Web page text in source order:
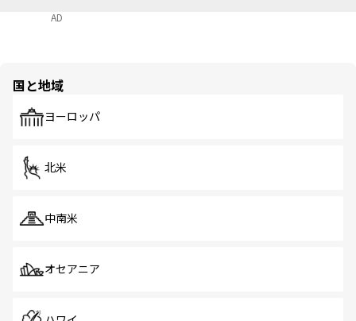
AD
国と地域
ヨーロッパ
北米
中南米
オセアニア